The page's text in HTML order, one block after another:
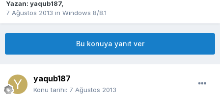
Yazan: yaqub187,
7 Ağustos 2013 in Windows 8/8.1
Bu konuya yanıt ver
yaqub187
Konu tarihi: 7 Ağustos 2013